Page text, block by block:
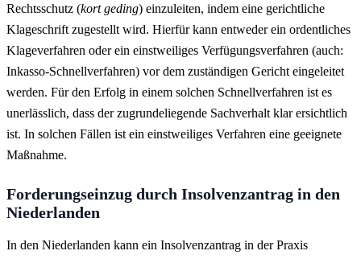
Rechtsschutz (kort geding) einzuleiten, indem eine gerichtliche
Klageschrift zugestellt wird. Hierfür kann entweder ein ordentliches
Klageverfahren oder ein einstweiliges Verfügungsverfahren (auch:
Inkasso-Schnellverfahren) vor dem zuständigen Gericht eingeleitet
werden. Für den Erfolg in einem solchen Schnellverfahren ist es
unerlässlich, dass der zugrundeliegende Sachverhalt klar ersichtlich
ist. In solchen Fällen ist ein einstweiliges Verfahren eine geeignete
Maßnahme.
Forderungseinzug durch Insolvenzantrag in den
Niederlanden
In den Niederlanden kann ein Insolvenzantrag in der Praxis